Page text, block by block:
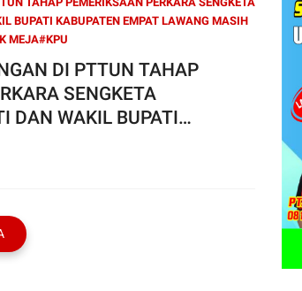
BUPATI KABUPATEN EMPAT LAWANG MASIH
MEJA#KPU
DI PTTUN TAHAP
SENGKETA
DAN WAKIL BUPATI
LAWANG MASIH